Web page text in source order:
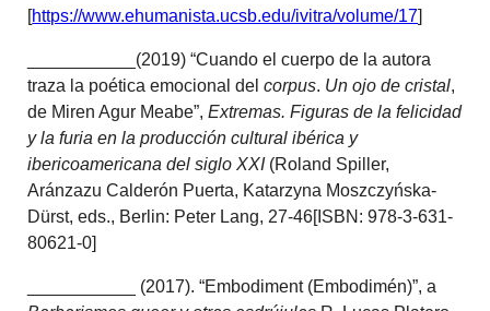
[https://www.ehumanista.ucsb.edu/ivitra/volume/17]
___________(2019) “Cuando el cuerpo de la autora
traza la poética emocional delcorpus. Un ojo de cristal,
de Miren Agur Meabe”,Extremas. Figuras de la felicidad
y la furia en la producción cultural ibérica y
ibericoamericana del siglo XXI (Roland Spiller,
Aránzazu Calderón Puerta, Katarzyna Moszczyńska-
Dürst, eds., Berlin: Peter Lang, 27-46[ISBN: 978-3-631-
80621-0]
___________ (2017). “Embodiment (Embodimén)”, a